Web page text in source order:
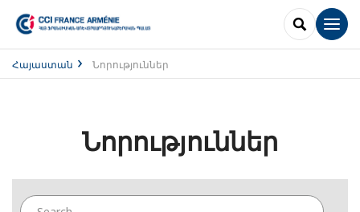
SEARCH
Հայաստան Նորություններ
Նորություններ